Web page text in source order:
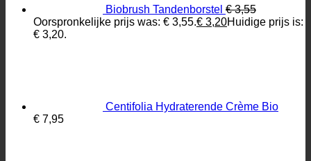
Biobrush Tandenborstel €3,55
Oorspronkelijke prijs was: € 3,55.€ 3,20Huidige prijs is:
€ 3,20.
Centifolia Hydraterende Crème Bio
€ 7,95